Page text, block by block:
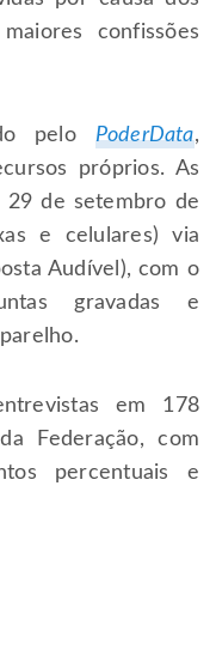
confissões
pelo PoderData,
próprios. As
de setembro de
e celulares) via
Audível), com o
gravadas e
em 178
Federação, com
percentuais e